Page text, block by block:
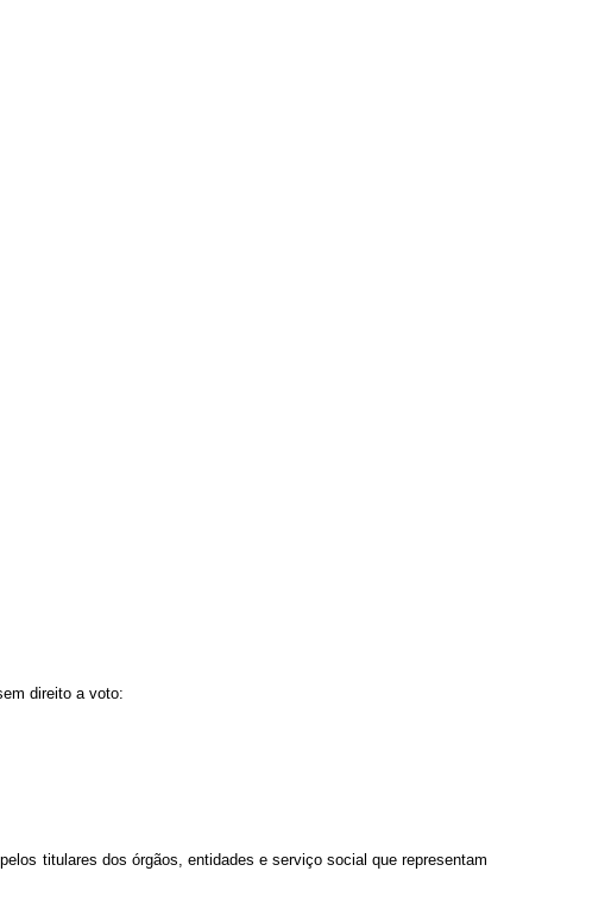
direito a voto:
titulares dos órgãos, entidades e serviço social que representam